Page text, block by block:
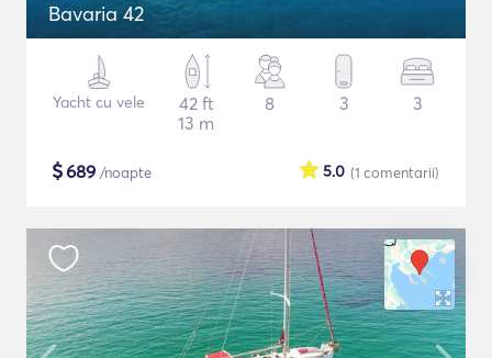
Bavaria 42
Yacht cu vele
42 ft
13 m
8 3 3
$689 /noapte (1 comentarii)
5.0